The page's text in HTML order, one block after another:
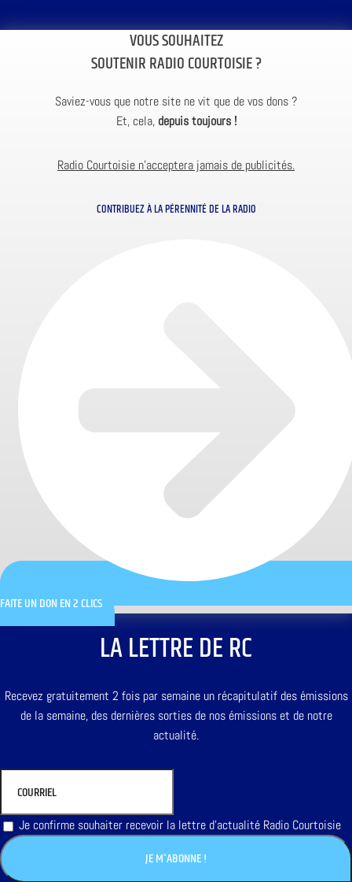
VOUS SOUHAITEZ
SOUTENIR RADIO COURTOISIE ?
Saviez-vous que notre site ne vit que de vos dons ?
Et, cela, depuis toujours !
Radio Courtoisie n’acceptera jamais de publicités.
CONTRIBUEZ À LA PÉRENNITÉ DE LA RADIO
FAITE UN DON EN 2 CLICS
LA LETTRE DE RC
Recevez gratuitement 2 fois par semaine un récapitulatif des émissions
de la semaine, des dernières sorties de nos émissions et de notre
actualité.
Je confirme souhaiter recevoir la lettre d'actualité Radio Courtoisie